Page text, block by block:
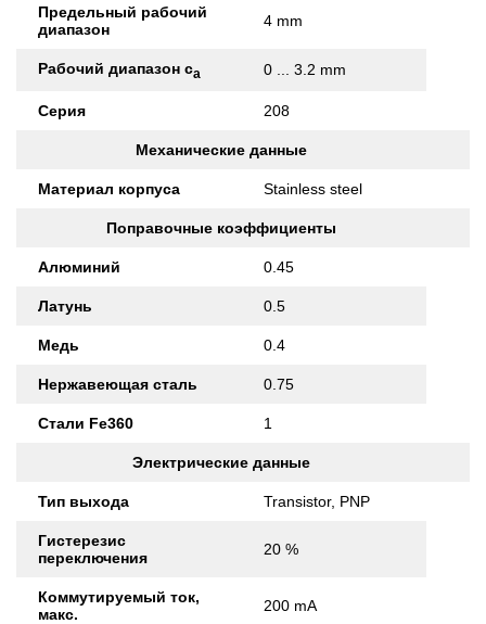
Предельный рабочий
диапазон
4 mm
Рабочий диапазон са 0 ... 3.2 mm
Серия 208
Механические данные
Материал корпуса Stainless steel
Поправочные коэффициенты
Алюминий 0.45
Латунь 0.5
Медь 0.4
Нержавеющая сталь 0.75
Стали Fe360 1
Электрические данные
Тип выхода Transistor, PNP
Гистерезис
переключения
20 %
Коммутируемый ток,
макс.
200 mA